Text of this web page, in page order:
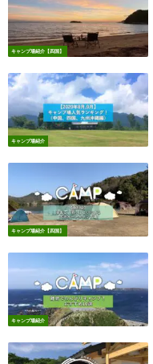
キャンプ場紹介【四国】
キャンプ場紹介
キャンプ場紹介【四国】
キャンプ場紹介